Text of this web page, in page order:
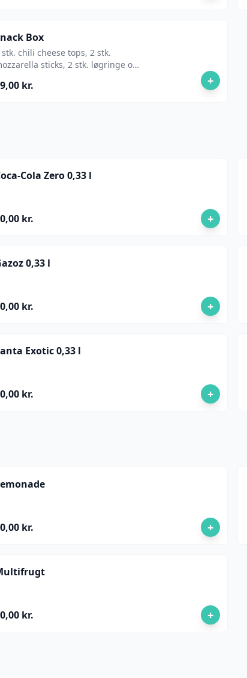
Box
stk. chili cheese tops, 2 stk.
sticks, 2 stk. løgringe og
kr. +
Cola Zero 0,33 l
kr. +
0,33 l
kr. +
Exotic 0,33 l
kr. +
kr. +
kr. +